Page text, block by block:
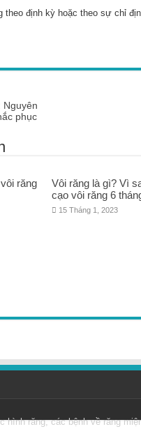
theo định kỳ hoặc theo sự chỉ
Nguyên
phục
răng
Vôi răng là gì? Vì
cạo vôi răng 6
15 Tháng 1, 2023
hình răng, các bệnh về răng